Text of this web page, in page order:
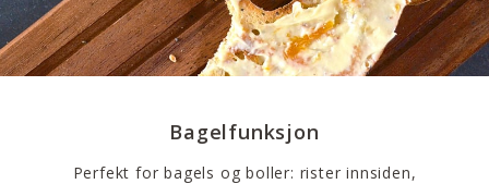
Bagelfunksjon
Perfekt for bagels og boller: rister innsiden,